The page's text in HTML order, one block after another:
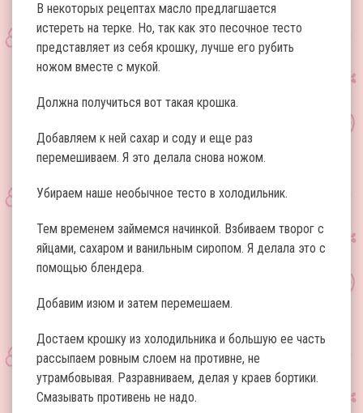
В некоторых рецептах масло предлагшается
истереть на терке. Но, так как это песочное тесто
представляет из себя крошку, лучше его рубить
ножом вместе с мукой.
Должна получиться вот такая крошка.
Добавляем к ней сахар и соду и еще раз
перемешиваем. Я это делала снова ножом.
Убираем наше необычное тесто в холодильник.
Тем временем займемся начинкой. Взбиваем творог с
яйцами, сахаром и ванильным сиропом. Я делала это с
помощью блендера.
Добавим изюм и затем перемешаем.
Достаем крошку из холодильника и большую ее часть
рассыпаем ровным слоем на противне, не
утрамбовывая. Разравниваем, делая у краев бортики.
Смазывать противень не надо.